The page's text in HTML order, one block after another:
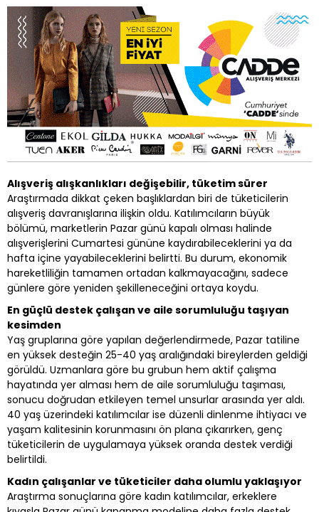
Alışveriş alışkanlıkları değişebilir, tüketim sürer
Araştırmada dikkat çeken başlıklardan biri de tüketicilerin
alışveriş davranışlarına ilişkin oldu. Katılımcıların büyük
bölümü, marketlerin Pazar günü kapalı olması halinde
alışverişlerini Cumartesi gününe kaydırabileceklerini ya da
hafta içine yayabileceklerini belirtti. Bu durum, ekonomik
hareketliliğin tamamen ortadan kalkmayacağını, sadece
günlere göre yeniden şekilleneceğini ortaya koydu.
En güçlü destek çalışan ve aile sorumluluğu taşıyan
kesimden
Yaş gruplarına göre yapılan değerlendirmede, Pazar tatiline
en yüksek desteğin 25-40 yaş aralığındaki bireylerden geldiği
görüldü. Uzmanlara göre bu grubun hem aktif çalışma
hayatında yer alması hem de aile sorumluluğu taşıması,
sonucu doğrudan etkileyen temel unsurlar arasında yer aldı.
40 yaş üzerindeki katılımcılar ise düzenli dinlenme ihtiyacı ve
yaşam kalitesinin korunmasını ön plana çıkarırken, genç
tüketicilerin de uygulamaya yüksek oranda destek verdiği
belirtildi.
Kadın çalışanlar ve tüketiciler daha olumlu yaklaşıyor
Araştırma sonuçlarına göre kadın katılımcılar, erkeklere